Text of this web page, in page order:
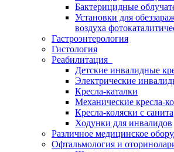
Бактерицидные
Установки для
воздуха
Гастроэнтерология
Гистология
Реабилитация
Детские инвалидные
Электрические
Кресла-каталки
Механические кресла-
Кресла-коляски с
Ходунки для инвалидов
Различное медицинское
Офтальмология и